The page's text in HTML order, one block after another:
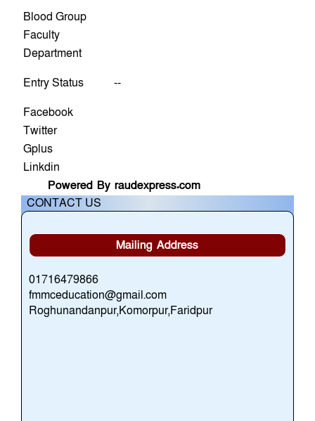
Blood Group
Faculty
Department
Entry Status
--
Facebook
Twitter
Gplus
Linkdin
Powered By raudexpress.com
CONTACT US
Mailing Address
01716479866
fmmceducation@gmail.com
Roghunandanpur,Komorpur,Faridpur